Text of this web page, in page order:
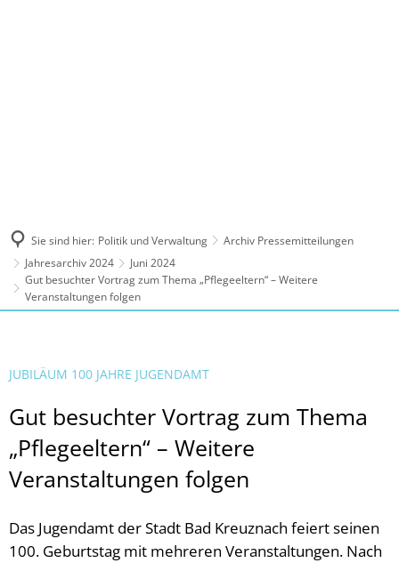
Sie sind hier: Politik und Verwaltung
Archiv Pressemitteilungen
Jahresarchiv 2024
Juni 2024
Gut besuchter Vortrag zum Thema „Pflegeeltern“ – Weitere
Veranstaltungen folgen
JUBILÄUM 100 JAHRE JUGENDAMT
Gut besuchter Vortrag zum Thema
„Pflegeeltern“ – Weitere
Veranstaltungen folgen
Das Jugendamt der Stadt Bad Kreuznach feiert seinen
100. Geburtstag mit mehreren Veranstaltungen. Nach